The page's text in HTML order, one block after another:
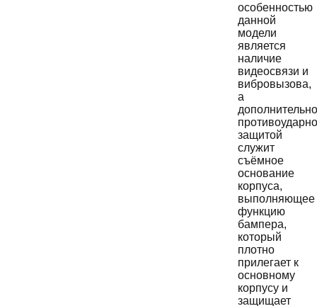
особенностью
данной
модели
является
наличие
видеосвязи и
вибровызова,
а
защитой
служит
съёмное
основание
корпуса,
выполняющее
функцию
бампера,
который
плотно
прилегает к
основному
корпусу и
защищает